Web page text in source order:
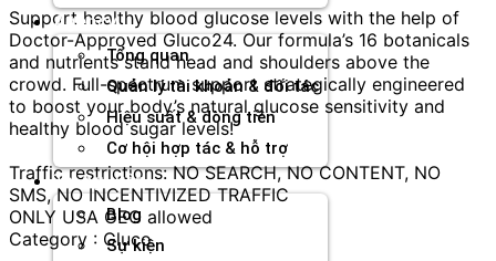
Agency
Tổng quan
Quản lý tài khoản & đối tác
Hiệu suất & dòng tiền
Cơ hội hợp tác & hỗ trợ
Tài nguyên
Blog
Sự kiện
Support healthy blood glucose levels with the help of
Doctor-Approved Gluco24. Our formula’s 16 botanicals
and nutrients stand head and shoulders above the
crowd. Full-spectrum support strategically engineered
to boost your body’s natural glucose sensitivity and
healthy blood sugar levels!
Traffic restrictions: NO SEARCH, NO CONTENT, NO
SMS, NO INCENTIVIZED TRAFFIC
ONLY USA GEO allowed
Category : Gluco